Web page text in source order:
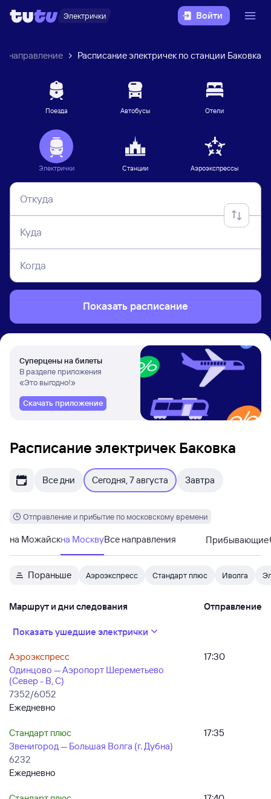
Электрички Войти
направление Расписание электричек по станции Баковка
Поезда Автобусы Отели
Электрички Станции Аэроэкспрессы
Откуда
Куда
Когда
Показать расписание
Суперцены на билеты
В разделе приложения
«Это выгодно!»
Скачать приложение
Расписание электричек Баковка
Все дни Сегодня, 7 августа Завтра
Отправление и прибытие по московскому времени
на Можайскна МосквуВсе направления Прибывающие
Пораньше Аэроэкспресс Стандарт плюс Иволга
Маршрут и дни следования Отправление
Показать ушедшие электрички
Аэроэкспресс
Одинцово — Аэропорт Шереметьево
(Север - B, C)
7352/6052
Ежедневно
17:30
Стандарт плюс
Звенигород — Большая Волга (г. Дубна)
6232
Ежедневно
17:35